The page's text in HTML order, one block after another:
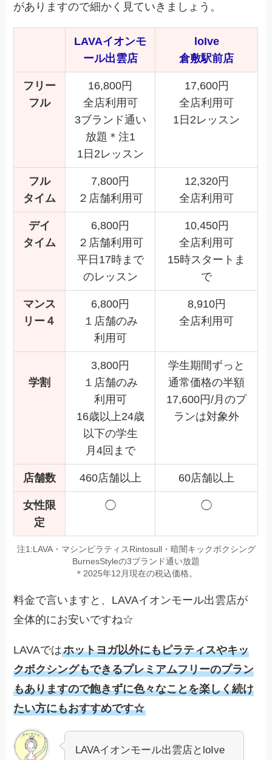
がありますので細かく見ていきましょう。
LAVAイオンモ
ール出雲店
loIve
倉敷駅前店
フリー
フル
16,800円
全店利用可
3ブランド通い
放題＊注1
1日2レッスン
17,600円
全店利用可
1日2レッスン
フル
タイム
7,800円
２店舗利用可
12,320円
全店利用可
デイ
タイム
6,800円
２店舗利用可
平日17時まで
のレッスン
10,450円
全店利用可
15時スタートま
で
マンス
リー４
6,800円
１店舗のみ
利用可
8,910円
全店利用可
学割
3,800円
１店舗のみ
利用可
16歳以上24歳
以下の学生
月4回まで
学生期間ずっと
通常価格の半額
17,600円/月のプ
ランは対象外
店舗数 460店舗以上 60店舗以上
女性限
定
◯ ◯
注1:LAVA・マシンピラティスRintosull・暗闇キックボクシング
BurnesStyleの3ブランド通い放題
＊2025年12月現在の税込価格。
料金で言いますと、LAVAイオンモール出雲店が
全体的にお安いですね☆
LAVAではホットヨガ以外にもピラティスやキッ
クボクシングもできるプレミアムフリーのプラン
もありますので飽きずに色々なことを楽しく続け
たい方にもおすすめです☆
LAVAイオンモール出雲店とloIve